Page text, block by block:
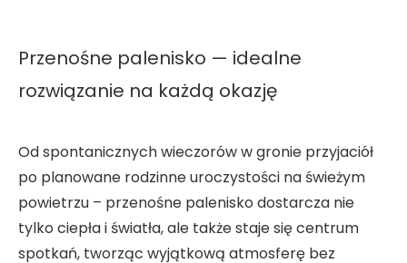
Przenośne palenisko — idealne
rozwiązanie na każdą okazję
Od spontanicznych wieczorów w gronie przyjaciół
po planowane rodzinne uroczystości na świeżym
powietrzu – przenośne palenisko dostarcza nie
tylko ciepła i światła, ale także staje się centrum
spotkań, tworząc wyjątkową atmosferę bez